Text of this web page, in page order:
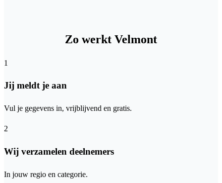
Zo werkt Velmont
1
Jij meldt je aan
Vul je gegevens in, vrijblijvend en gratis.
2
Wij verzamelen deelnemers
In jouw regio en categorie.